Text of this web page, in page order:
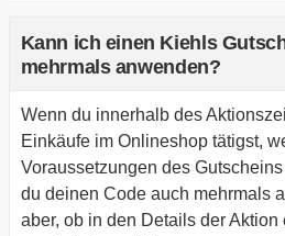
Kann ich einen Kiehls
mehrmals anwenden?
Wenn du innerhalb des
Einkäufe im Onlineshop tätigst,
Voraussetzungen des
du deinen Code auch mehrmals
aber, ob in den Details der Aktion